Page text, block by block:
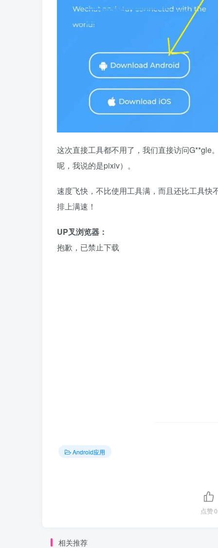
这次直接工具都不用了，我们直接访问G**gle
呢，我说的是pixiv）。
速度飞快，不比使用工具满，而且还比工具
排上满速！
UP叉浏览器：
抱歉，已禁止下载
Android应用
点赞0
相关推荐